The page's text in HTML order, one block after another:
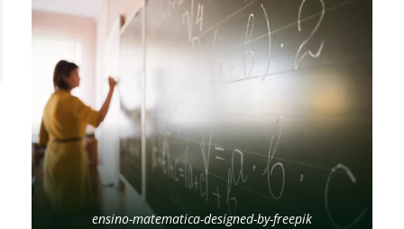
ensino-matematica-designed-by-freepik